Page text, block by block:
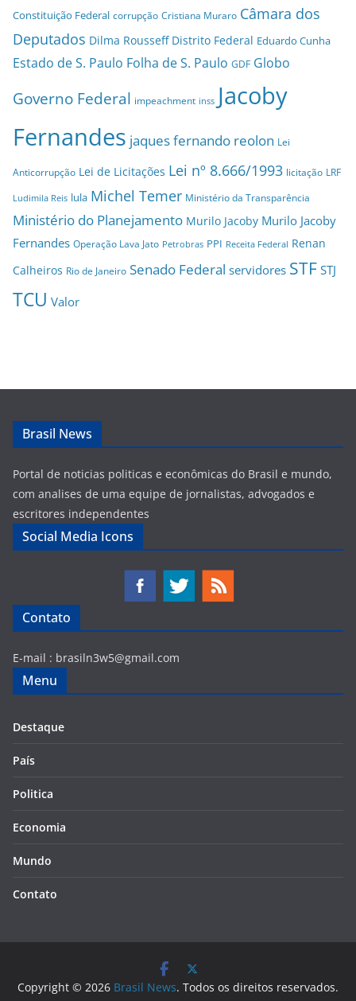
Constituição Federal corrupção Cristiana Muraro Câmara dos
Deputados Dilma Rousseff Distrito Federal Eduardo Cunha
Estado de S. Paulo Folha de S. Paulo GDF Globo
Governo Federal impeachment inss Jacoby
Fernandes jaques fernando reolon Lei
Anticorrupção Lei de Licitações Lei nº 8.666/1993 licitação LRF
Ludimila Reis lula Michel Temer Ministério da Transparência
Ministério do Planejamento Murilo Jacoby Murilo Jacoby
Fernandes Operação Lava Jato Petrobras PPI Receita Federal Renan
Calheiros Rio de Janeiro Senado Federal servidores STF STJ
TCU Valor
Brasil News
Portal de noticias politicas e econômicas do Brasil e mundo,
com analises de uma equipe de jornalistas, advogados e
escritores independentes
Social Media Icons
Contato
E-mail : brasiln3w5@gmail.com
Menu
Destaque
País
Politica
Economia
Mundo
Contato
Copyright © 2026 Brasil News. Todos os direitos reservados.